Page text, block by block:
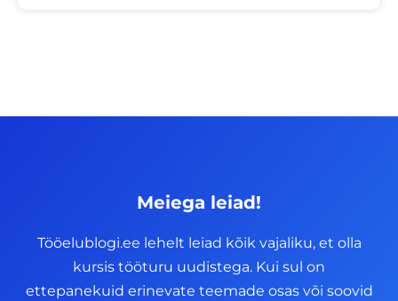
Meiega leiad!
Tööelublogi.ee lehelt leiad kõik vajaliku, et olla
kursis tööturu uudistega. Kui sul on
ettepanekuid erinevate teemade osas või soovid